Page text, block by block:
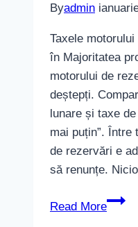
Byadmin
Taxele
în Majoritatea
motorului de
deștepți.
lunare și taxe
mai puțin”.
de rezervări e
să renunțe.
Read More
Taxele